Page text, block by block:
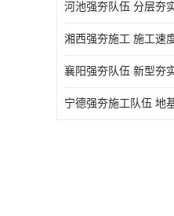
襄阳强夯队伍 新型夯